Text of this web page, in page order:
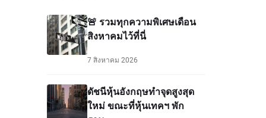
🚨 รวมทุกความพิเศษเดือน
สิงหาคมไว้ที่นี่
7 สิงหาคม 2026
ดัชนีหุ้นอังกฤษทำจุดสูงสุด
ใหม่ ขณะที่หุ้นเทคฯ พัก